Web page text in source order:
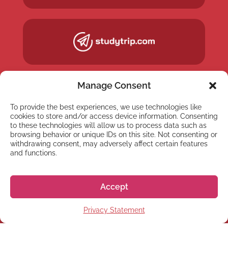
Manage Consent
To provide the best experiences, we use technologies like
cookies to store and/or access device information. Consenting
to these technologies will allow us to process data such as
browsing behavior or unique IDs on this site. Not consenting or
withdrawing consent, may adversely affect certain features
and functions.
Accept
Privacy Statement
NEWSLETTER
Inscreva-se em nossa
newsletter